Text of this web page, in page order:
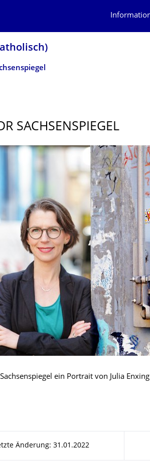
SACHSENSPIEGEL
ein Portrait von Julia Enxing
Änderung: 31.01.2022